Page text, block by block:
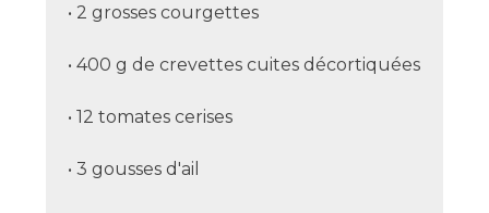
• 2 grosses courgettes
• 400 g de crevettes cuites décortiquées
• 12 tomates cerises
• 3 gousses d'ail